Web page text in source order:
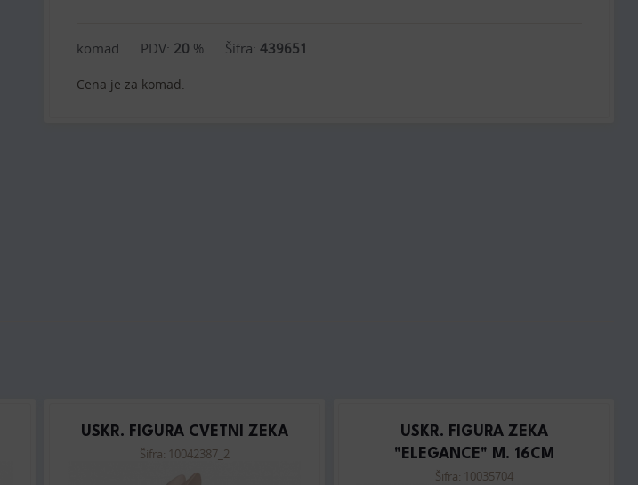
komad PDV: 20 % Šifra: 439651
Cena je za komad.
USKR. FIGURA CVETNI ZEKA
Šifra: 10042387_2
USKR. FIGURA ZEKA
"ELEGANCE" M. 16CM
Šifra: 10035704